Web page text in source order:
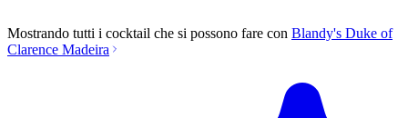
Mostrando tutti i cocktail che si possono fare con Blandy's Duke of
Clarence Madeira